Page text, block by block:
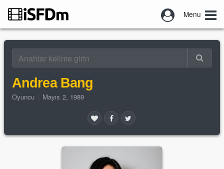
Menu
Andrea Bang
Oyuncu Mayıs 2, 1989